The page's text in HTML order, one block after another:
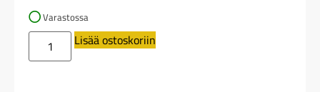
Varastossa
Lisää ostoskoriin